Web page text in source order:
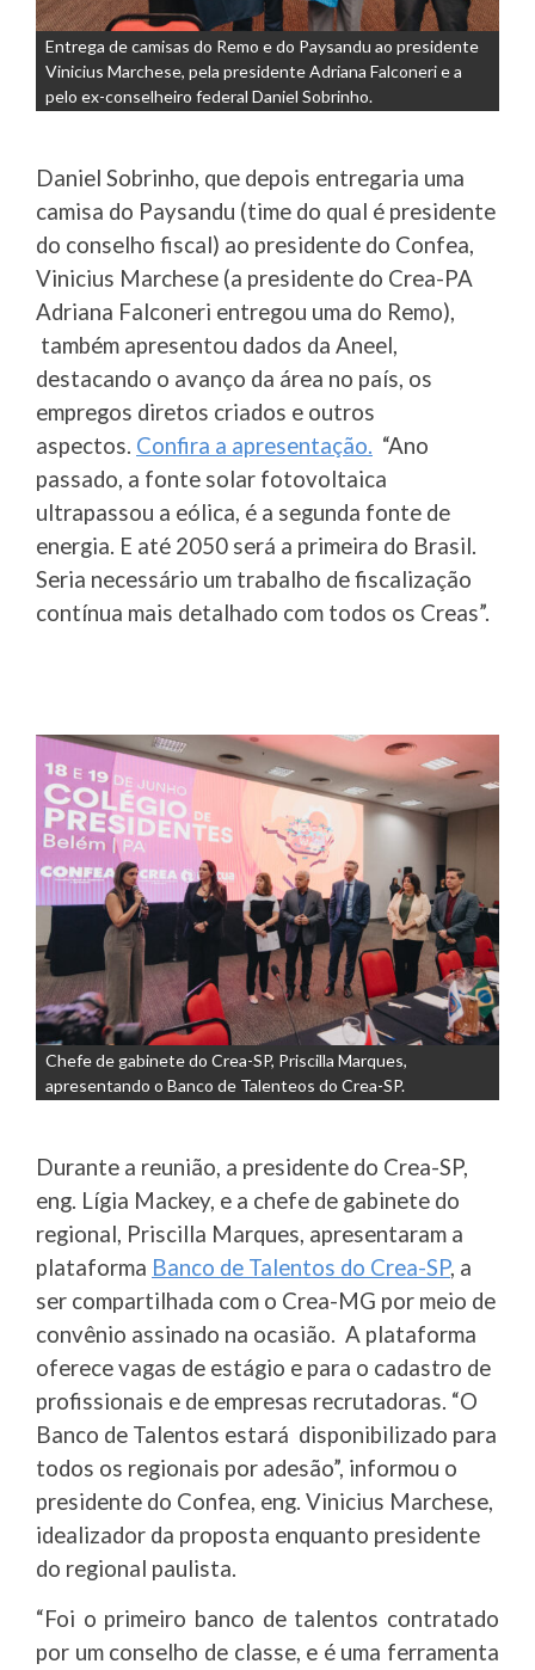
Entrega de camisas do Remo e do Paysandu ao presidente
Vinicius Marchese, pela presidente Adriana Falconeri e a
pelo ex-conselheiro federal Daniel Sobrinho.
Daniel Sobrinho, que depois entregaria uma
camisa do Paysandu (time do qual é presidente
do conselho fiscal) ao presidente do Confea,
Vinicius Marchese (a presidente do Crea-PA
Adriana Falconeri entregou uma do Remo),
também apresentou dados da Aneel,
destacando o avanço da área no país, os
empregos diretos criados e outros
aspectos. Confira a apresentação. “Ano
passado, a fonte solar fotovoltaica
ultrapassou a eólica, é a segunda fonte de
energia. E até 2050 será a primeira do Brasil.
Seria necessário um trabalho de fiscalização
contínua mais detalhado com todos os Creas”.
Chefe de gabinete do Crea-SP, Priscilla Marques,
apresentando o Banco de Talenteos do Crea-SP.
Durante a reunião, a presidente do Crea-SP,
eng. Lígia Mackey, e a chefe de gabinete do
regional, Priscilla Marques, apresentaram a
plataforma Banco de Talentos do Crea-SP, a
ser compartilhada com o Crea-MG por meio de
convênio assinado na ocasião. A plataforma
oferece vagas de estágio e para o cadastro de
profissionais e de empresas recrutadoras. “O
Banco de Talentos estará disponibilizado para
todos os regionais por adesão”, informou o
presidente do Confea, eng. Vinicius Marchese,
idealizador da proposta enquanto presidente
do regional paulista.
“Foi o primeiro banco de talentos contratado
por um conselho de classe, e é uma ferramenta